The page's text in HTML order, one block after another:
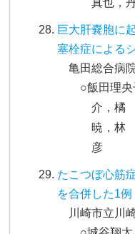
真也，
巨大肝嚢胞に
塞栓症による
亀田総合病
○飯田理
介，橘
暁，林
彦
たこつぼ心筋
を合併した1例
川崎市立川